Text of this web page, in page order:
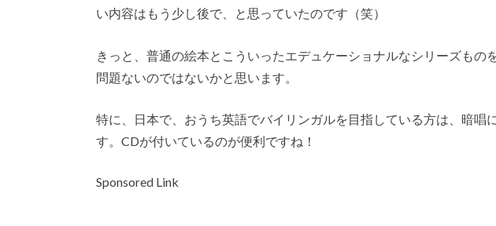
い内容はもう少し後で、と思っていたのです（笑）
きっと、普通の絵本とこういったエデュケーショナルなシリーズもの
問題ないのではないかと思います。
特に、日本で、おうち英語でバイリンガルを目指している方は、暗唱
す。CDが付いているのが便利ですね！
Sponsored Link